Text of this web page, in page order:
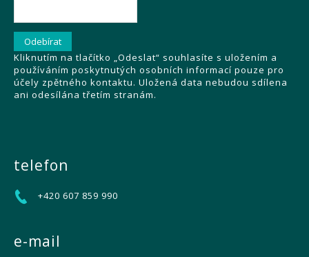
Kliknutím na tlačítko „Odeslat“ souhlasíte s uložením a
používáním poskytnutých osobních informací pouze pro
účely zpětného kontaktu. Uložená data nebudou sdílena
ani odesílána třetím stranám.
telefon
+420 607 859 990
e-mail